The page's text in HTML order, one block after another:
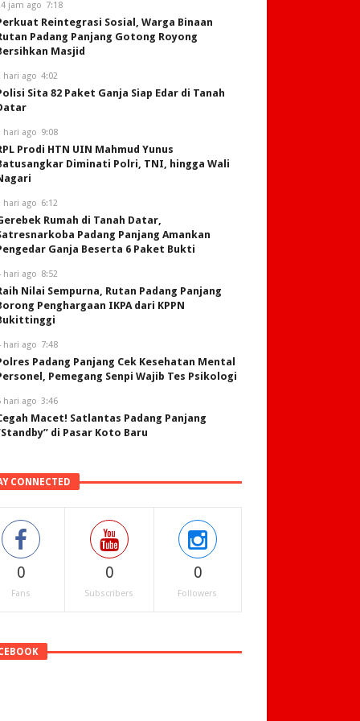
jam ago 7:18
Reintegrasi Sosial, Warga Binaan
Padang Panjang Gotong Royong
Masjid
hari ago 4:02
Sita 82 Paket Ganja Siap Edar di Tanah
hari ago 9:08
Prodi HTN UIN Mahmud Yunus
Diminati Polri, TNI, hingga Wali
hari ago 6:12
Rumah di Tanah Datar,
Padang Panjang Amankan
Ganja Beserta 6 Paket Bukti
hari ago 8:52
Nilai Sempurna, Rutan Padang Panjang
Penghargaan IKPA dari KPPN
hari ago 7:48
Padang Panjang Cek Kesehatan Mental
Pemegang Senpi Wajib Tes Psikologi
hari ago 3:46
Macet! Satlantas Padang Panjang
di Pasar Koto Baru
CONNECTED
0
Fans
0
Subscribers
0
Followers